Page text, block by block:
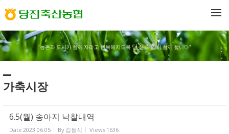
"농촌과 도시가 함께 자라고 행복해지도록 당진축협이 함께 합니다"
가축시장
6.5(월) 송아지 낙찰내역
Date 2023.06.05 By 김동식 Views 1636